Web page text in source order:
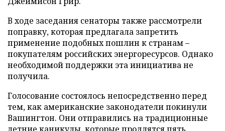
В ходе заседания сенаторы также рассмотрели
поправку, которая предлагала запретить
применение подобных пошлин к странам –
покупателям российских энергоресурсов. Однако
необходимой поддержки эта инициатива не
получила.
Голосование состоялось непосредственно перед
тем, как американские законодатели покинули
Вашингтон. Они отправились на традиционные